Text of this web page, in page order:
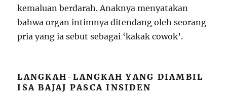
kemaluan berdarah. Anaknya menyatakan
bahwa organ intimnya ditendang oleh seorang
pria yang ia sebut sebagai ‘kakak cowok’.
LANGKAH-LANGKAH YANG DIAMBIL
ISA BAJAJ PASCA INSIDEN